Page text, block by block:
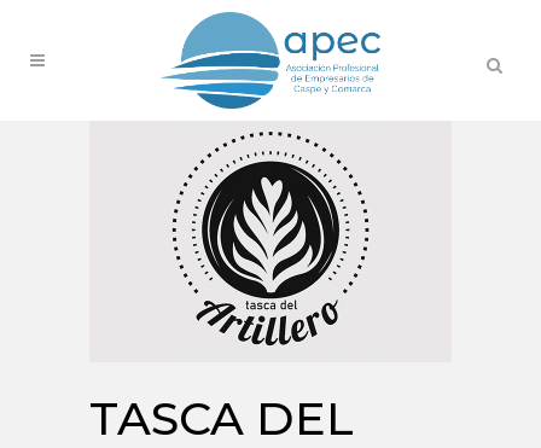
TASCA DEL